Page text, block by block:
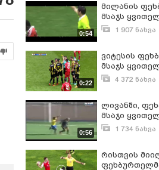
0:54
მილანის
მსაჯს
წაართვა
1 907 ნახვა
0:22
ვიტესის
მსაჯს
უჩვენა4 372 ნახვა
0:56
ლივანში,
მსაჯი
გამო ცემა
1 734 ნახვა
რისთვის